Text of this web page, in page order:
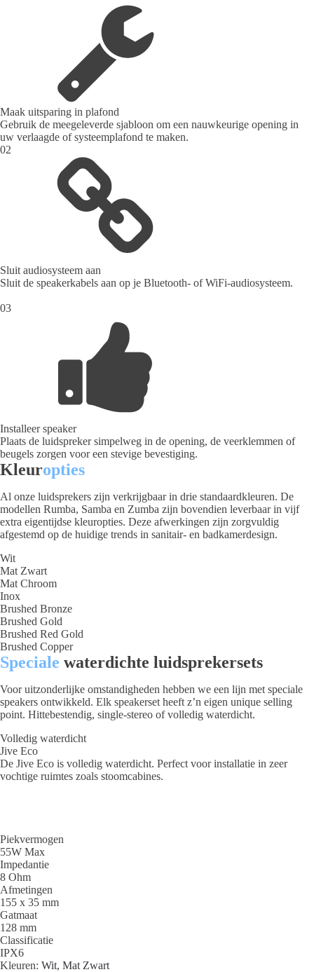
Maak uitsparing in plafond
Gebruik de meegeleverde sjabloon om een nauwkeurige opening in
uw verlaagde of systeemplafond te maken.
02
Sluit audiosysteem aan
Sluit de speakerkabels aan op je Bluetooth- of WiFi-audiosysteem.
03
Installeer speaker
Plaats de luidspreker simpelweg in de opening, de veerklemmen of
beugels zorgen voor een stevige bevestiging.
Kleuropties
Al onze luidsprekers zijn verkrijgbaar in drie standaardkleuren. De
modellen Rumba, Samba en Zumba zijn bovendien leverbaar in vijf
extra eigentijdse kleuropties. Deze afwerkingen zijn zorgvuldig
afgestemd op de huidige trends in sanitair- en badkamerdesign.
Wit
Mat Zwart
Mat Chroom
Inox
Brushed Bronze
Brushed Gold
Brushed Red Gold
Brushed Copper
Speciale waterdichte luidsprekersets
Voor uitzonderlijke omstandigheden hebben we een lijn met speciale
speakers ontwikkeld. Elk speakerset heeft z’n eigen unique selling
point. Hittebestendig, single-stereo of volledig waterdicht.
Volledig waterdicht
Jive Eco
De Jive Eco is volledig waterdicht. Perfect voor installatie in zeer
vochtige ruimtes zoals stoomcabines.
Piekvermogen
55W Max
Impedantie
8 Ohm
Afmetingen
155 x 35 mm
Gatmaat
128 mm
Classificatie
IPX6
Kleuren: Wit, Mat Zwart